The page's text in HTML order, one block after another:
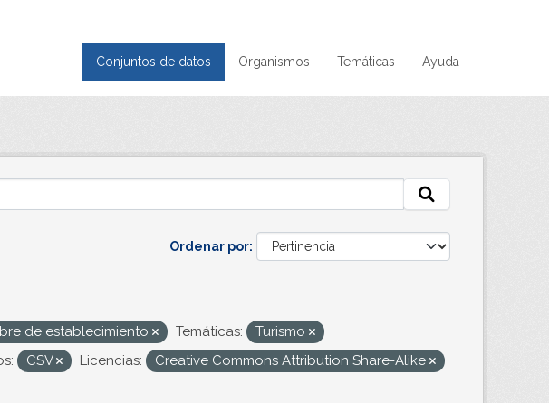
Conjuntos de datos Organismos Temáticas Ayuda
Ordenar por
de establecimiento Temáticas:
Turismo
CSV Licencias: Creative Commons Attribution Share-Alike